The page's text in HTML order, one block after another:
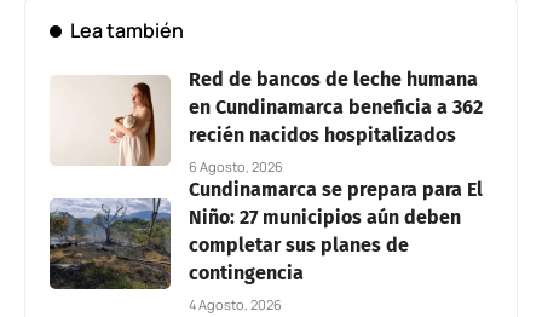
Lea también
Red de bancos de leche humana
en Cundinamarca beneficia a 362
recién nacidos hospitalizados
6 Agosto, 2026
Cundinamarca se prepara para El
Niño: 27 municipios aún deben
completar sus planes de
contingencia
4 Agosto, 2026